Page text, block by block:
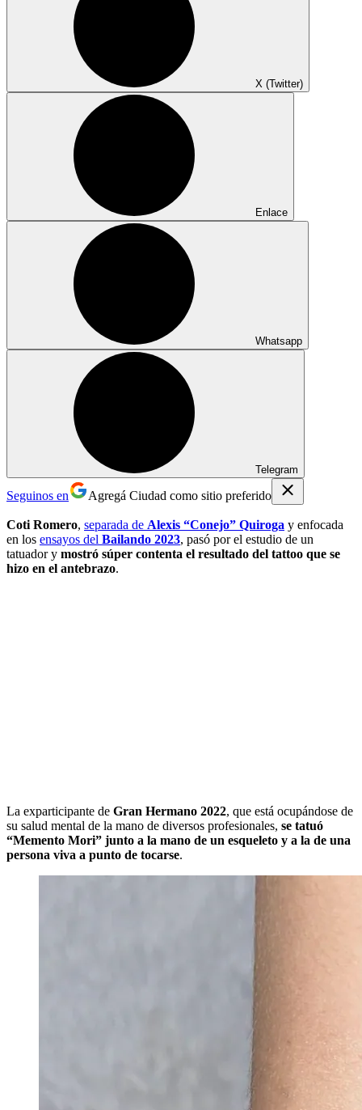
X (Twitter)
Enlace
Whatsapp
Telegram
Seguinos en Agregá Ciudad como sitio preferido
Coti Romero, separada de Alexis “Conejo” Quiroga y enfocada
en los ensayos del Bailando 2023, pasó por el estudio de un
tatuador y mostró súper contenta el resultado del tattoo que se
hizo en el antebrazo.
La exparticipante de Gran Hermano 2022, que está ocupándose de
su salud mental de la mano de diversos profesionales, se tatuó
“Memento Mori” junto a la mano de un esqueleto y a la de una
persona viva a punto de tocarse.